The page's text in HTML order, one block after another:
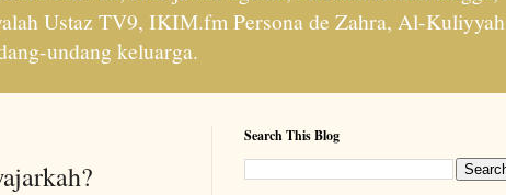
Ustaz TV9, IKIM.fm Persona de Zahra, Al-Kuliyyah
undang keluarga.
Search This Blog